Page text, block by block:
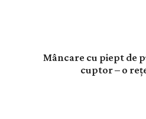
Mâncare cu piept de
cuptor – o